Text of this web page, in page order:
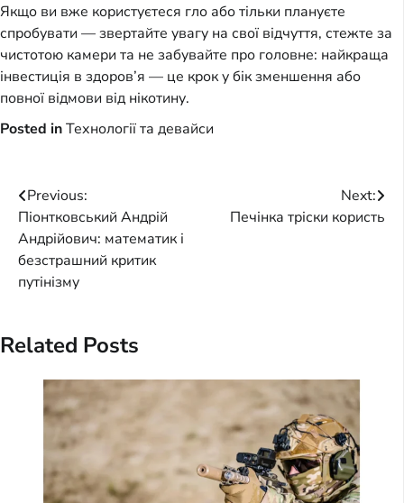
Якщо ви вже користуєтеся гло або тільки плануєте
спробувати — звертайте увагу на свої відчуття, стежте за
чистотою камери та не забувайте про головне: найкраща
інвестиція в здоров’я — це крок у бік зменшення або
повної відмови від нікотину.
Posted inТехнології та девайси
Post
navigation
Previous:
Піонтковський Андрій
Андрійович: математик і
безстрашний критик
путінізму
Next:
Печінка тріски користь
Related Posts